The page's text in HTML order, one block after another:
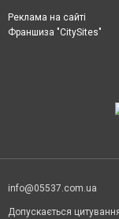
Реклама на сайті
Франшиза "CitySites"
info@05537.com.ua
Допускається